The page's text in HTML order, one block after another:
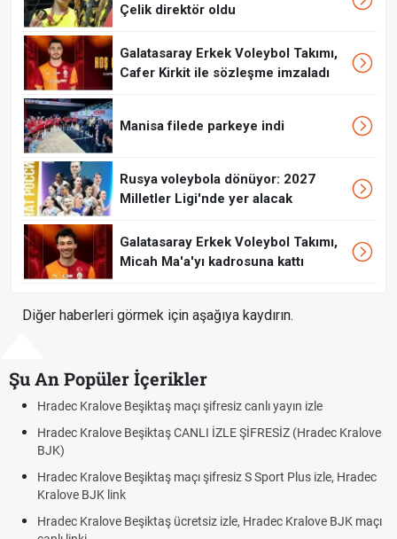
Çelik direktör oldu
Galatasaray Erkek Voleybol Takımı,
Cafer Kirkit ile sözleşme imzaladı
Manisa filede parkeye indi
Rusya voleybola dönüyor: 2027
Milletler Ligi'nde yer alacak
Galatasaray Erkek Voleybol Takımı,
Micah Ma'a'yı kadrosuna kattı
Diğer haberleri görmek için aşağıya kaydırın.
Şu An Popüler İçerikler
izle
(Hradec Kralove
Plus izle, Hradec
Kralove BJK maçı
Hradec Kralove - Beşiktaş maçı şifresiz izle
Hradec Kralove Beşiktaş maçı şifresiz tv100
Trivela Nedir? Trivela Vuruşu Nasıl Yapılır?
Plonjon Nedir? Kalecilikte Plonjon Hareketi Nasıl